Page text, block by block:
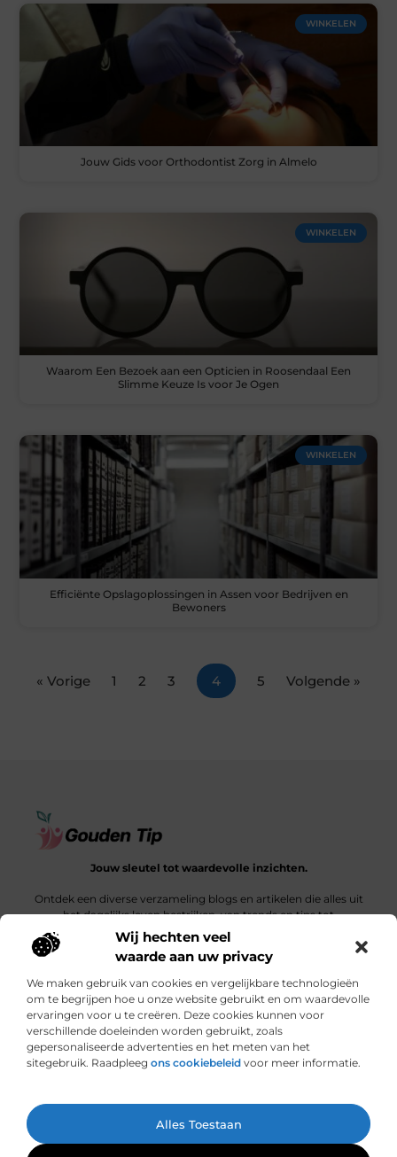
Wij hechten veel
waarde aan uw privacy
We maken gebruik van cookies en vergelijkbare technologieën
om te begrijpen hoe u onze website gebruikt en om waardevolle
ervaringen voor u te creëren. Deze cookies kunnen voor
verschillende doeleinden worden gebruikt, zoals
gepersonaliseerde advertenties en het meten van het
sitegebruik. Raadpleeg ons cookiebeleid voor meer informatie.
Alles Toestaan Ga Naar
WINKELEN
Jouw Gids voor Orthodontist Zorg in Almelo
WINKELEN
Waarom Een Bezoek aan een Opticien in Roosendaal Een
Slimme Keuze Is voor Je Ogen
WINKELEN
Efficiënte Opslagoplossingen in Assen voor Bedrijven en
Bewoners
« Vorige 1 2 3 4 5 Volgende »
Jouw sleutel tot waardevolle inzichten.
Ontdek een diverse verzameling blogs en artikelen die alles uit
het dagelijks leven bestrijken, van trends en tips tot
diepgaande verhalen.
Bericht categorie
Onze informatie
Cookiebeleid (EU)